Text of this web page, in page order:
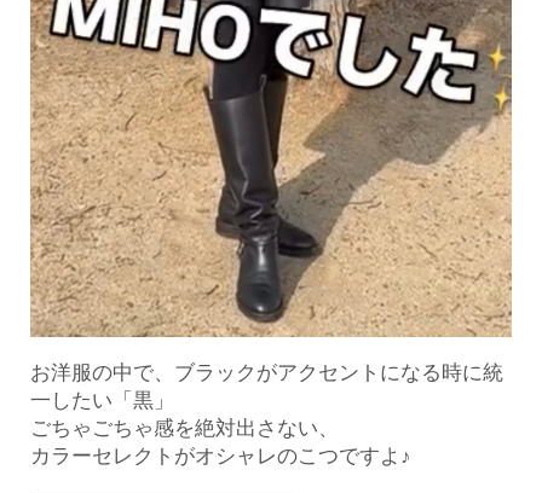
お洋服の中で、ブラックがアクセントになる時に統
一したい「黒」
ごちゃごちゃ感を絶対出さない、
カラーセレクトがオシャレのこ つですよ♪